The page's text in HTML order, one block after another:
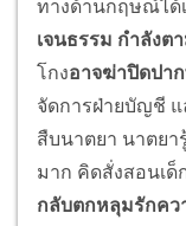
ทางด้านกฤษณ์ได้
เจนธรรม กำลังต
โกงอาจฆ่าปิดปา
จัดการฝ่ายบัญชี แ
สืบนาตยา นาตย
มาก คิดสั่งสอนเ
กลับตกหลุมรักคว